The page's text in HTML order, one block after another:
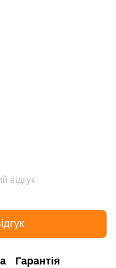
відгук
Гарантія